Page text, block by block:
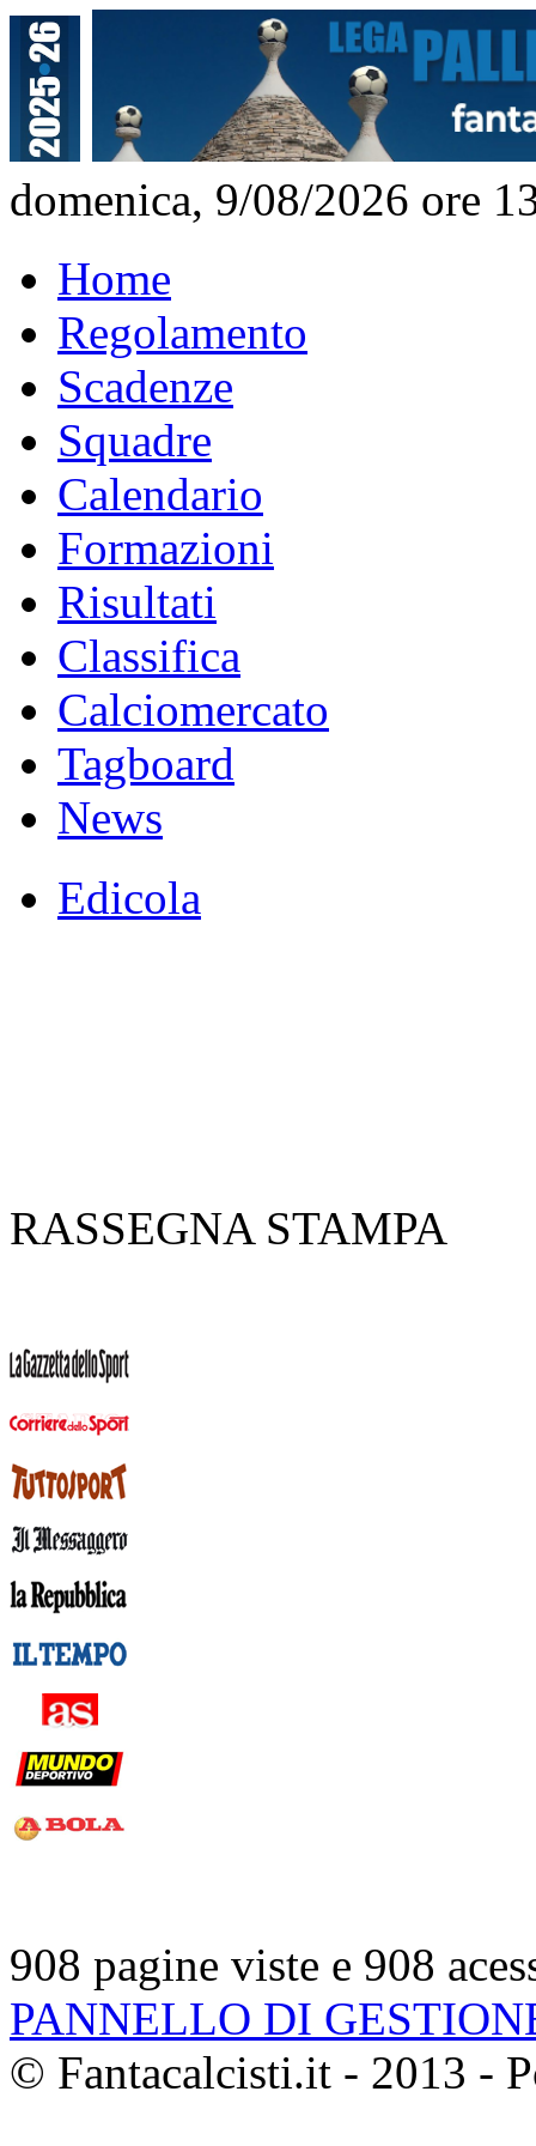
domenica, 9/08/2026 ore
Home
Regolamento
Scadenze
Squadre
Calendario
Formazioni
Risultati
Classifica
Calciomercato
Tagboard
News
Edicola
RASSEGNA STAMPA
908 pagine viste e 908
PANNELLO DI
© Fantacalcisti.it - 2013 -